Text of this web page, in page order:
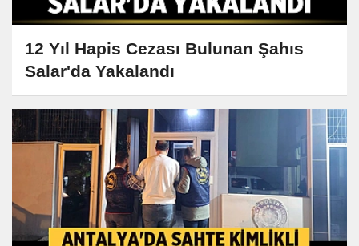
12 Yıl Hapis Cezası Bulunan Şahıs
Salar'da Yakalandı